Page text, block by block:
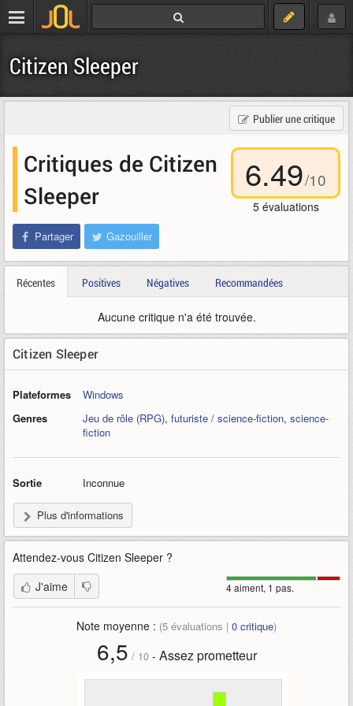
Citizen Sleeper
Publier une critique
6.49/10
5évaluations
Critiques de Citizen
Sleeper
Partager Gazouiller
Récentes Positives Négatives Recommandées
Aucune critique n'a été trouvée.
Citizen Sleeper
Plateformes
Windows
Genres
Jeu de rôle (RPG), futuriste / science-fiction, science-
fiction
Sortie Inconnue
Plus d'informations
Attendez-vous Citizen Sleeper ?
4 aiment, 1 pas.
J'aime
Note moyenne : (5 évaluations | 0 critique)
6,5 / 10- Assez prometteur